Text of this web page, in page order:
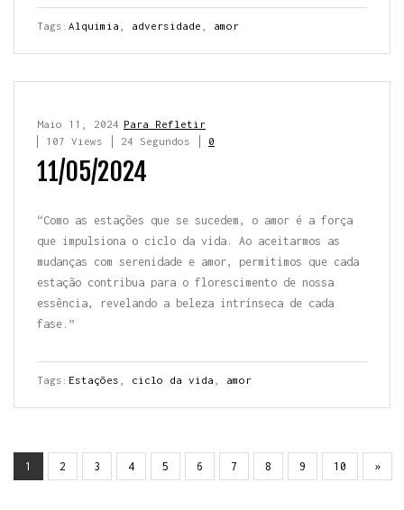
Tags: Alquimia adversidade amor
Para Refletir
Maio 11, 2024
107 Views
24 Segundos 0
11/05/2024
“Como as estações que se sucedem, o amor é a força
que impulsiona o ciclo da vida. Ao aceitarmos as
mudanças com serenidade e amor, permitimos que cada
estação contribua para o florescimento de nossa
essência, revelando a beleza intrínseca de cada
fase.”
Tags: Estações ciclo da vida amor
1 2 3 4 5 6 7 8 9 10 »